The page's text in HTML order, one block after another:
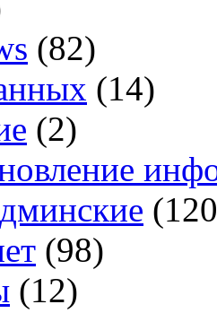
(82)
(14)
(2)
(98)
(12)